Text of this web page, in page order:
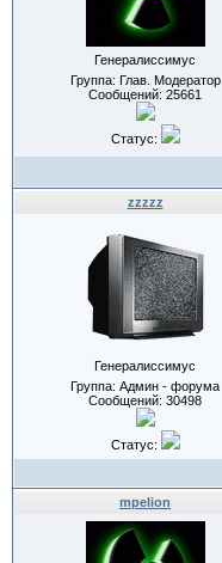
Генералиссимус
Группа: Глав. Модератор
Сообщений: 25661
Статус:
zzzzz
Генералиссимус
Группа: Админ - форума
Сообщений: 30498
Статус:
mpelion